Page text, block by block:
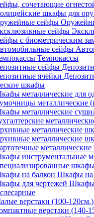
Темпокассы
шкафы
Шкафы на
Шкафы